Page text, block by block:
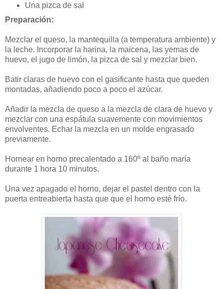
Una pizca de sal
Preparación:
Mezclar el queso, la mantequilla (a temperatura ambiente) y
la leche. Incorporar la harina, la maicena, las yemas de
huevo, el jugo de limón, la pizca de sal y mezclar bien.
Batir claras de huevo con el gasificante hasta que queden
montadas, añadiendo poco a poco el azúcar.
Añadir la mezcla de queso a la mezcla de clara de huevo y
mezclar con una espátula suavemente con movimientos
envolventes. Echar la mezcla en un molde engrasado
previamente.
Hornear en horno precalentado a 160º al baño maría
durante 1 hora 10 minutos.
Una vez apagado el horno, dejar el pastel dentro con la
puerta entreabierta hasta que que el horno esté frío.